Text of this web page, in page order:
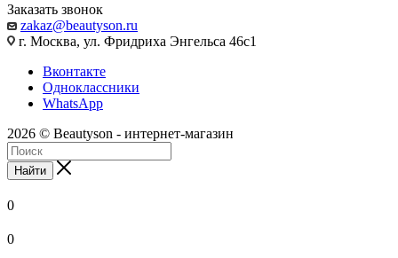
Заказать звонок
zakaz@beautyson.ru
г. Москва, ул. Фридриха Энгельса 46с1
Вконтакте
Одноклассники
WhatsApp
2026 © Beautyson - интернет-магазин
Найти
0
0